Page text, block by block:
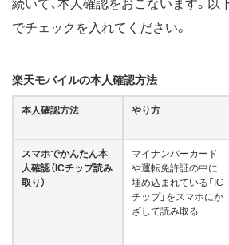
続いて、本人確認をおこないます。以
でチェックを入れてください。
楽天モバイルの本人確認方法
本人確認方法 やり方
スマホでかんたん本
人確認（ICチップ読み
取り）
マイナンバーカード
や運転免許証の中に
埋め込まれている「IC
チップ」をスマホにか
ざして読み取る